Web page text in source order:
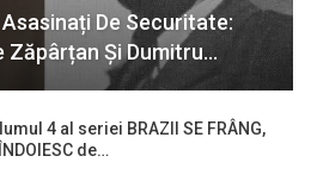
De Securitate:
Zăpârțan Și Dumitru…
4 al seriei BRAZII SE FRÂNG,
de…